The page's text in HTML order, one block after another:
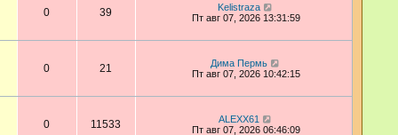
0 39
Kelistraza
Пт авг 07, 2026 13:31:59
0 21
Дима Пермь
Пт авг 07, 2026 10:42:15
0 11533
ALEXX61
Пт авг 07, 2026 06:46:09